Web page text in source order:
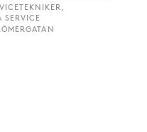
SERVICE